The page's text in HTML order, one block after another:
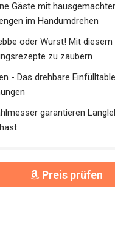
Gäste mit
im Handumdrehen
oder Wurst! Mit diesem
zu zaubern
- Das drehbare
garantieren
Preis prüfen